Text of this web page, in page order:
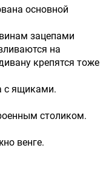
основной
зацепами
на
крепятся тоже
с ящиками.
столиком.
венге.